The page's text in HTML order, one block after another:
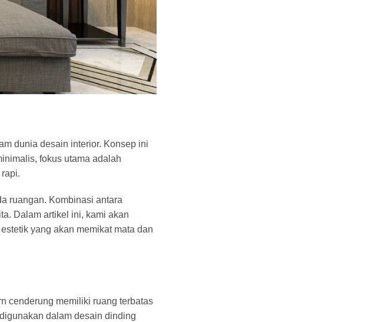
dunia desain interior. Konsep ini
fokus utama adalah
ruangan. Kombinasi antara
Dalam artikel ini, kami akan
yang akan memikat mata dan
cenderung memiliki ruang terbatas
dalam desain dinding